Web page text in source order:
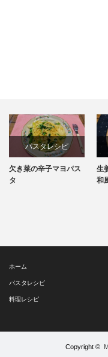
パスタレシピ
欠き菜の辛子マヨパス
タ
生
和
ホーム
パスタレシピ
料理レシピ
Copyright ©